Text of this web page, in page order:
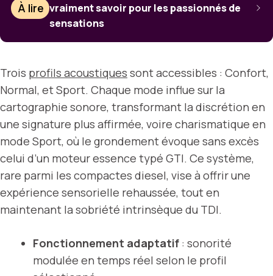
À lire vraiment savoir pour les passionnés de
sensations
Trois profils acoustiques sont accessibles : Confort,
Normal, et Sport. Chaque mode influe sur la
cartographie sonore, transformant la discrétion en
une signature plus affirmée, voire charismatique en
mode Sport, où le grondement évoque sans excès
celui d’un moteur essence typé GTI. Ce système,
rare parmi les compactes diesel, vise à offrir une
expérience sensorielle rehaussée, tout en
maintenant la sobriété intrinsèque du TDI.
Fonctionnement adaptatif : sonorité
modulée en temps réel selon le profil